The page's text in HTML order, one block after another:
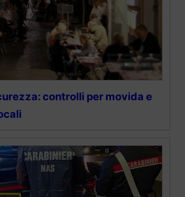
controlli per movida e